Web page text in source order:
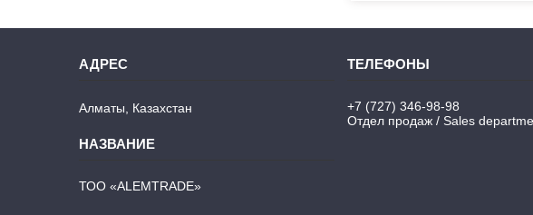
Алматы, Казахстан
ТОО «ALEMTRADE»
+7 (727) 346-98-98
Отдел продаж / Sales